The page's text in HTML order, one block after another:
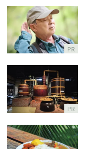
PR
PR